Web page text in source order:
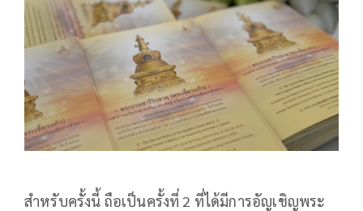
สำหรับครั้งนี้ ถือเป็นครั้งที่ 2 ที่ได้มีการอัญเชิญพระ